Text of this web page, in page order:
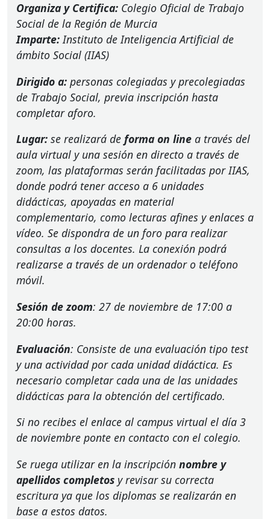
Organiza y Certifica: Colegio Oficial de Trabajo
Social de la Región de Murcia
Imparte:Instituto de Inteligencia Artificial de
ámbito Social (IIAS)
Dirigido a: personas colegiadas y precolegiadas
de Trabajo Social, previa inscripción hasta
completar aforo.
Lugar: se realizará de forma on line a través del
aula virtual y una sesión en directo a través de
zoom, las plataformas serán facilitadas porIIAS,
donde podrá tener acceso a 6 unidades
didácticas, apoyadas en material
complementario, como lecturas afines y enlaces a
vídeo. Se dispondra de un foro para realizar
consultas a los docentes. La conexión podrá
realizarse a través de un ordenador o teléfono
móvil.
Sesión de zoom: 27 de noviembre de 17:00 a
20:00 horas.
Evaluación: Consiste de una evaluación tipo test
y una actividad por cada unidad didáctica. Es
necesario completar cada una de las unidades
didácticas para la obtención del certificado.
Si no recibes el enlace al campus virtual el día 3
de noviembre ponte en contacto con el colegio.
Se ruega utilizar en la inscripción nombre y
apellidos completos y revisar su correcta
escritura ya que los diplomas se realizarán en
base a estos datos.